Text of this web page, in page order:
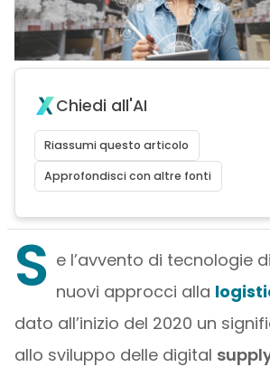
Chiedi all'AI
Riassumi questo articolo
Approfondisci con altre fonti
S e l’avvento di tecnologie
nuovi approcci alla
dato all’inizio del 2020 un
allo sviluppo delle digital